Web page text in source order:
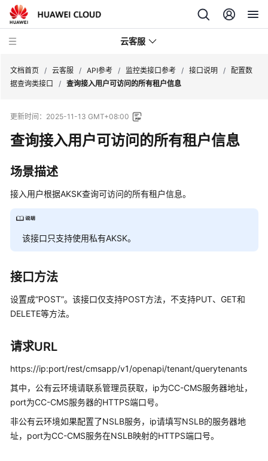
云客服
品
介
绍
快
速
入
门
用
南
价
明
开
发
指
南
API
文档首页 / 云客服 / API参考 / 监控类接口参考 / 接口说明 /
配置数
据查询类接口
/ 查询接入用户可访问的所有租户信息
更新时间： 2025-11-13 GMT+08:00
查询接入用户可访问的所有租户信息
场景描述
接入用户根据AKSK查询可访问的所有租户信息。
该接口只支持使用私有AKSK。
接口方法
设置成“POST”。该接口仅支持POST方法，不支持PUT、GET和
DELETE等方法。
请求URL
https://ip:port/rest/cmsapp/v1/openapi/tenant/querytenants
其中，公有云环境请联系管理员获取，ip为CC-CMS服务器地址，
port为CC-CMS服务器的HTTPS端口号。
非公有云环境如果配置了NSLB服务，ip请填写NSLB的服务器地
址，port为CC-CMS服务在NSLB映射的HTTPS端口号。